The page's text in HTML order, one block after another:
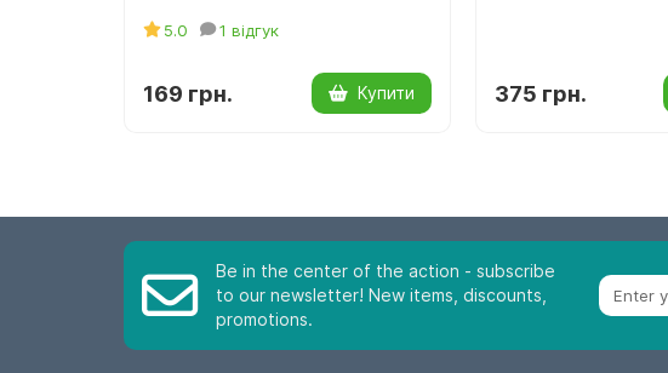
5.0 1 відгук
169 грн. Купити 375 грн.
Be in the center of the action - subscribe
to our newsletter! New items, discounts,
promotions.